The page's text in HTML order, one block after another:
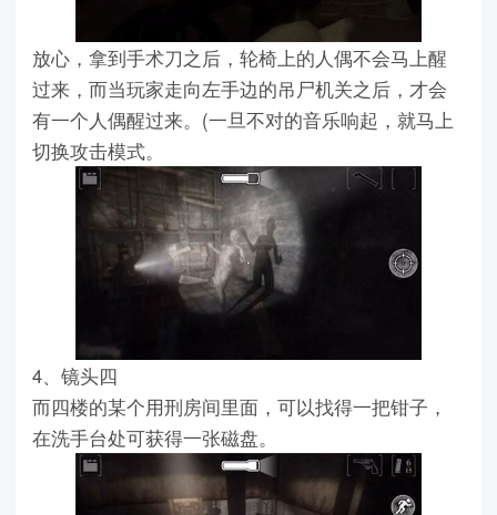
放心，拿到手术刀之后，轮椅上的人偶不会马上醒
过来，而当玩家走向左手边的吊尸机关之后，才会
有一个人偶醒过来。(一旦不对的音乐响起，就马上
切换攻击模式。
4、镜头四
而四楼的某个用刑房间里面，可以找得一把钳子，
在洗手台处可获得一张磁盘。